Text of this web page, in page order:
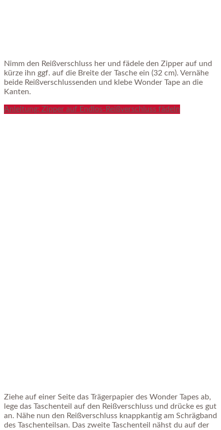
Nimm den Reißverschluss her und fädele den Zipper auf und
kürze ihn ggf. auf die Breite der Tasche ein (32 cm). Vernähe
beide Reißverschlussenden und klebe Wonder Tape an die
Kanten.
Anleitung: Zipper auf Endlos-Reißverschluss fädeln
Ziehe auf einer Seite das Trägerpapier des Wonder Tapes ab,
lege das Taschenteil auf den Reißverschluss und drücke es gut
an. Nähe nun den Reißverschluss knappkantig am Schrägband
des Taschenteilsan. Das zweite Taschenteil nähst du auf der